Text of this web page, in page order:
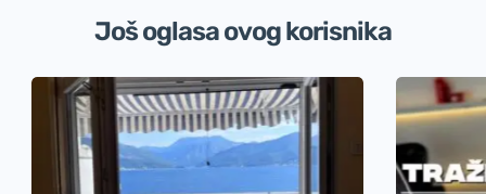
Još oglasa ovog korisnika